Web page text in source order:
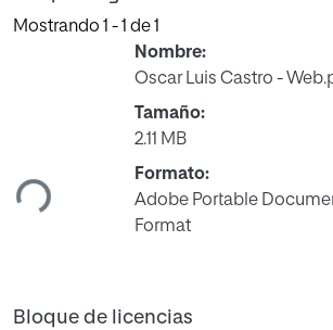
Mostrando 1 - 1 de 1
Cargando...
Nombre:
Oscar Luis Castro -
Tamaño:
2.11 MB
Formato:
Adobe Portable
Format
Bloque de licencias